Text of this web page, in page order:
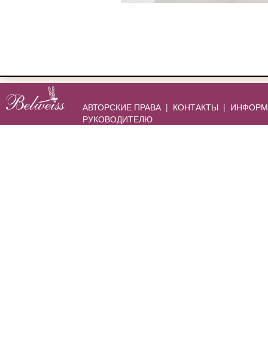
АВТОРСКИЕ ПРАВА| КОНТАКТЫ |
РУКОВОДИТЕЛЮ